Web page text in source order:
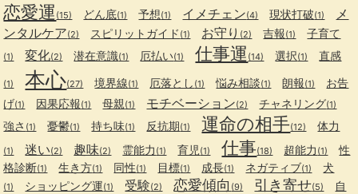
恋愛運 (15) どん底(1) 予想(1) イメチェン(4) 現状打破(1)
メ
ンタルケア(2) スピリットガイド (1) お守り (2) 吉報(1) 子育て
(1) 変化(2) 潜在意識(1) 厄払い(1) 仕事運 (14) 選択(1) 直感
(1) 本心(27) 境界線(1) 厄落とし (1) 悩み相談(1) 朗報(1)
お告
げ(1) 因果応報(1) 母親(1) モチベーション(2) チャネリング(1)
強さ (1) 憂鬱(1) 持ち味(1) 反抗期(1) 運命の相手(12) 体力
(1) 迷い(2) 趣味(2) 霊能力 (1) 育児 (1) 仕事(18) 超能力 (1)
性
格診断(1) 生き方(1) 同性(1) 目標(1) 成長(1) ネガティブ(1) 犬
(1) ショッピング運(1) 受験(2) 恋愛傾向 (9) 引き寄せ(5)
自